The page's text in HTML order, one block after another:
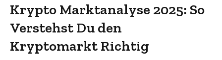
Krypto Marktanalyse 2025: So
Verstehst Du den
Kryptomarkt Richtig